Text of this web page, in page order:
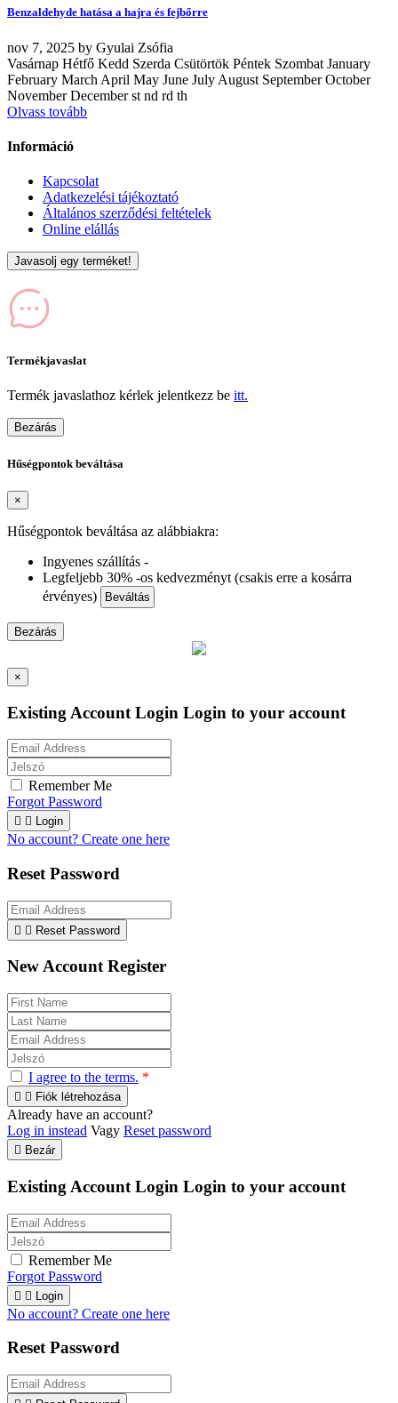
Benzaldehyde hatása a hajra és fejbőrre
nov 7, 2025 by Gyulai Zsófia
Vasárnap Hétfő Kedd Szerda Csütörtök Péntek Szombat January
February March April May June July August September October
November December st nd rd th
Olvass tovább
Információ
Kapcsolat
Adatkezelési tájékoztató
Általános szerződési feltételek
Online elállás
Javasolj egy terméket!
Termékjavaslat
Termék javaslathoz kérlek jelentkezz be itt.
Bezárás
Hűségpontok beváltása
×
Hűségpontok beváltása az alábbiakra:
Ingyenes szállítás -
Legfeljebb 30% -os kedvezményt (csakis erre a kosárra
érvényes)
Beváltás
Bezárás
×
Existing Account Login Login to your account
Remember Me
Forgot Password
  Login
No account? Create one here
Reset Password
  Reset Password
New Account Register
I agree to the terms. *
  Fiók létrehozása
Already have an account?
Log in instead Vagy Reset password
 Bezár
Existing Account Login Login to your account
Remember Me
Forgot Password
  Login
No account? Create one here
Reset Password